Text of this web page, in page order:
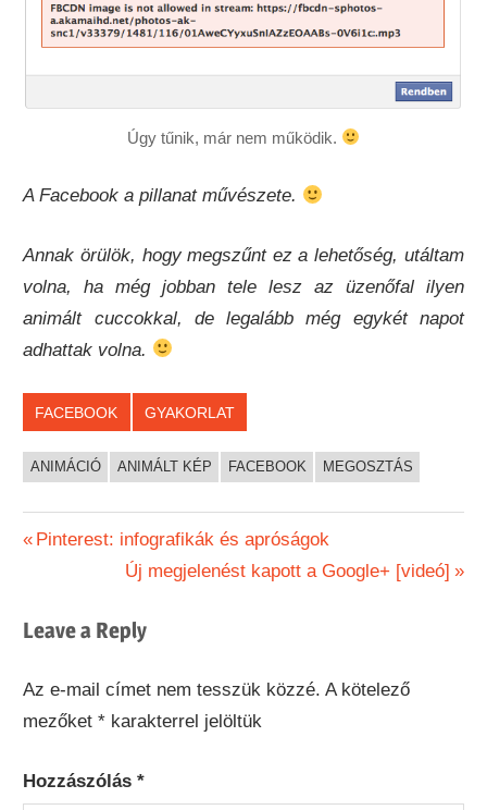
Úgy tűnik, már nem működik.
A Facebook a pillanat művészete.
Annak örülök, hogy megszűnt ez a lehetőség, utáltam
volna, ha még jobban tele lesz az üzenőfal ilyen
animált cuccokkal, de legalább még egykét napot
adhattak volna.
FACEBOOK GYAKORLAT
ANIMÁCIÓ ANIMÁLT KÉP FACEBOOK MEGOSZTÁS
Bejegyzés
navigáció
Previous
Pinterest: infografikák és apróságok
Next
Új megjelenést kapott a Google+ [videó]
Leave a Reply
Az e-mail címet nem tesszük közzé. A kötelező
mezőket* karakterrel jelöltük
Hozzászólás*